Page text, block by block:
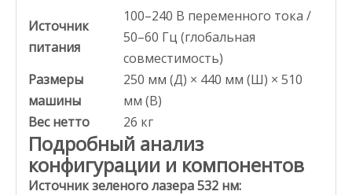
Источник
питания
100–240 В переменного тока /
50–60 Гц (глобальная
совместимость)
Размеры
машины
250 мм (Д) × 440 мм (Ш) × 510
мм (В)
Вес нетто
26 кг
Подробный анализ
конфигурации и компонентов
Источник зеленого лазера 532 нм: